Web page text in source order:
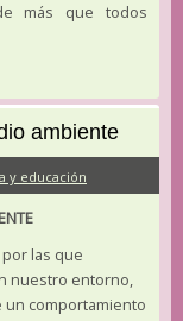
más que todos
ambiente
y educación
las que
nuestro entorno,
un comportamiento